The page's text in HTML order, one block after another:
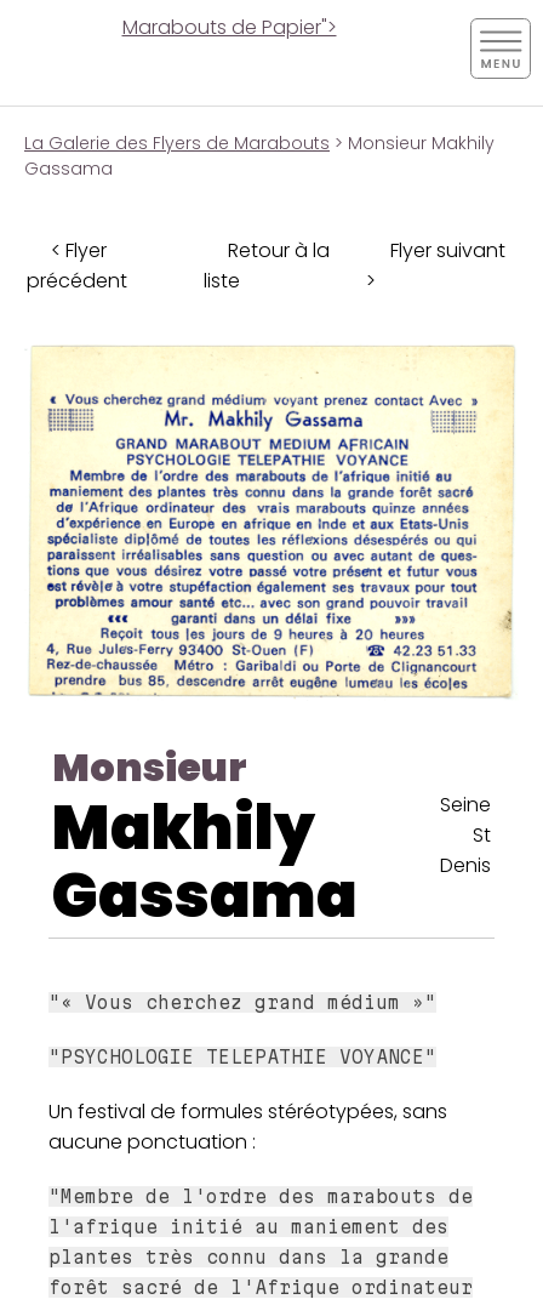
Marabouts de Papier">
La Galerie des Flyers de Marabouts > Monsieur Makhily
Gassama
< Flyer
précédent
Retour à la
liste
Flyer suivant
>
Monsieur
Makhily
Gassama
Seine
St
Denis
"« Vous cherchez grand médium »"
"PSYCHOLOGIE TELEPATHIE VOYANCE"
Un festival de formules stéréotypées, sans
aucune ponctuation :
"Membre de l'ordre des marabouts de
l'afrique initié au maniement des
plantes très connu dans la grande
forêt sacré de l'Afrique ordinateur